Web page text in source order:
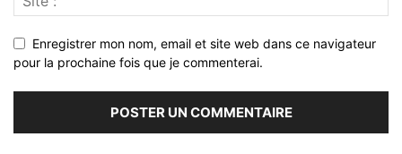
Enregistrer mon nom, email et site web dans ce navigateur
pour la prochaine fois que je commenterai.